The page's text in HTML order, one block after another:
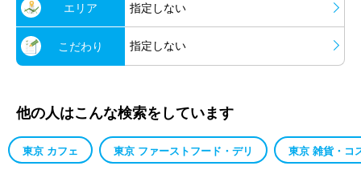
エリア 指定しない
こだわり 指定しない
他の人はこんな検索をしています
東京 カフェ 東京 ファーストフード・デリ 東京 雑貨・コ